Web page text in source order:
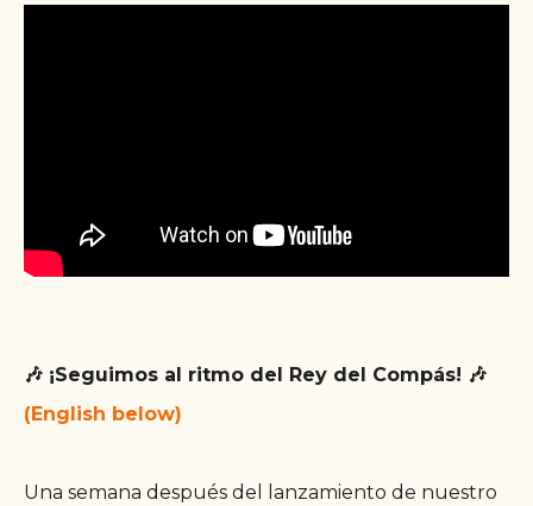
🎶 ¡Seguimos al ritmo del Rey del Compás! 🎶
(English below)
Una semana después del lanzamiento de nuestro